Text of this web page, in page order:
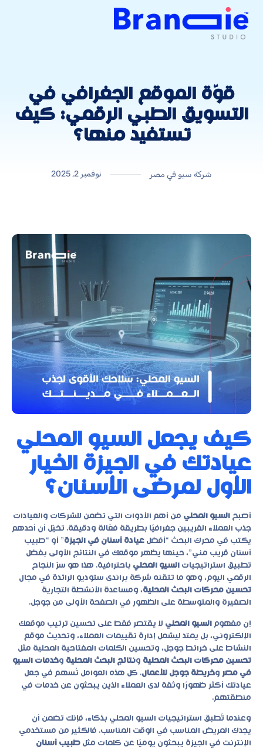
قوّة الموقع الجغرافي في
التسويق الطبي الرقمي: كيف
تستفيد منها؟
شركة سيو في مصر نوفمبر 2, 2025
كيف يجعل السيو المحلي
عيادتك في الجيزة الخيار
الأول لمرضى الأسنان؟
أصبح السيو المحلي من أهم الأدوات التي تضمن للشركات والعيادات
جذب العملاء القريبين جغرافيًا بطريقة فعّالة ودقيقة. تخيّل أن أحدهم
يكتب في محرك البحث “أفضل عيادة أسنان في الجيزة” أو “طبيب
أسنان قريب مني”، حينها يظهر موقعك في النتائج الأولى بفضل
تطبيق استراتيجيات السيو المحلي باحترافية. هذا هو سرّ النجاح
الرقمي اليوم، وهو ما تتقنه شركة براندى ستوديو الرائدة في مجال
تحسين محركات البحث المحلية، ومساعدة الأنشطة التجارية
الصغيرة والمتوسطة على الظهور في الصفحة الأولى من جوجل.
إن مفهوم السيو المحلي لا يقتصر فقط على تحسين ترتيب موقعك
الإلكتروني، بل يمتد ليشمل إدارة تقييمات العملاء، وتحديث موقع
النشاط على خرائط جوجل، وتحسين الكلمات المفتاحية المحلية مثل
تحسين محركات البحث المحلية ونتائج البحث المحلية وخدمات السيو
في مصر وخريطة جوجل للأعمال. كل هذه العوامل تُسهم في جعل
عيادتك أكثر ظهورًا وثقة لدى العملاء الذين يبحثون عن خدمات في
منطقتهم.
وعندما تُطبق استراتيجيات السيو المحلي بذكاء، فإنك تضمن أن
يجدك المريض المناسب في الوقت المناسب. فالكثير من مستخدمي
الإنترنت في الجيزة يبحثون يوميًا عن كلمات مثل طبيب أسنان